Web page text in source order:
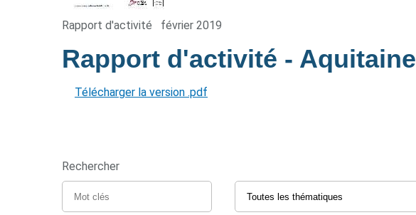
Rapport d'activité février 2019
Rapport d'activité - Aquitaine
Télécharger la version .pdf
Rechercher